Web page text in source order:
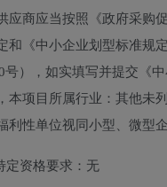
应商应当按照《政府采购
和《中小企业划型标准规
号），如实填写并提交《
本项目所属行业：其他未
利性单位视同小型、微型企
定资格要求： 无